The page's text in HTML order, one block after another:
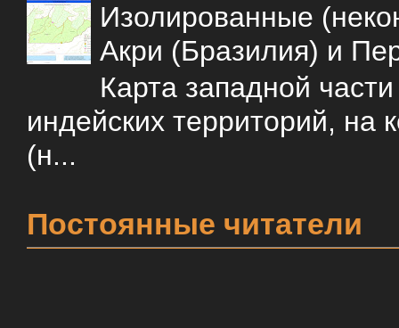
Изолированные
Акри (Бразилия) и
Карта западной
индейских территорий, на
(н...
Постоянные читатели